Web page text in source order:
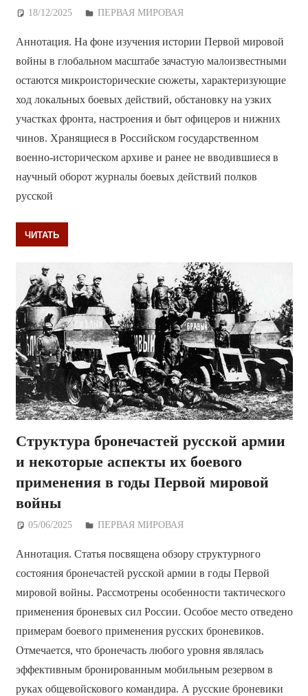
18/12/2025 Дежурный по Редакции
ПЕРВАЯ МИРОВАЯ
Аннотация. На фоне изучения истории Первой мировой
войны в глобальном масштабе зачастую малоизвестными
остаются микроисторические сюжеты, характеризующие
ход локальных боевых действий, обстановку на узких
участках фронта, настроения и быт офицеров и нижних
чинов. Хранящиеся в Российском государственном
военно-историческом архиве и ранее не вводившиеся в
научный оборот журналы боевых действий полков
русской
ЧИТАТЬ
Структура бронечастей русской армии
и некоторые аспекты их боевого
применения в годы Первой мировой
войны
05/06/2025 Дежурный по Редакции
ПЕРВАЯ МИРОВАЯ
Аннотация. Статья посвящена обзору структурного
состояния бронечастей русской армии в годы Первой
мировой войны. Рассмотрены особенности тактического
применения броневых сил России. Особое место отведено
примерам боевого применения русских броневиков.
Отмечается, что бронечасть любого уровня являлась
эффективным бронированным мобильным резервом в
руках общевойскового командира. А русские броневики